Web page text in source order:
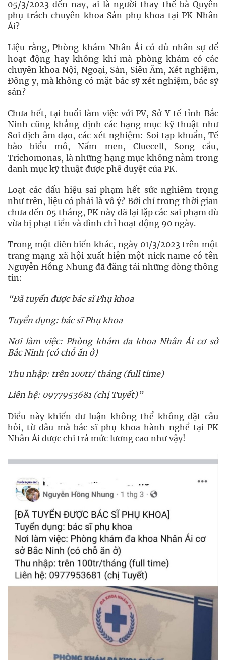
05/3/2023 đến nay, ai là người thay thế bà Quyên
phụ trách chuyên khoa Sản phụ khoa tại PK Nhân
Ái?
Liệu rằng, Phòng khám Nhân Ái có đủ nhân sự để
hoạt động hay không khi mà phòng khám có các
chuyên khoa Nội, Ngoại, Sản, Siêu Âm, Xét nghiệm,
Đông y, mà không có mặt bác sỹ xét nghiệm, bác sỹ
sản?
Chưa hết, tại buổi làm việc với PV, Sở Y tế tỉnh Bắc
Ninh cũng khẳng định các hạng mục kỹ thuật như
Soi dịch âm đạo, các xét nghiệm: Soi tạp khuẩn, Tế
bào biểu mô, Nấm men, Cluecell, Song cầu,
Trichomonas, là những hạng mục không nằm trong
danh mục kỹ thuật được phê duyệt của PK.
Loạt các dấu hiệu sai phạm hết sức nghiêm trọng
như trên, liệu có phải là vô ý? Bởi chỉ trong thời gian
chưa đến 05 tháng, PK này đã lại lặp các sai phạm dù
vừa bị phạt tiền và đình chỉ hoạt động 90 ngày.
Trong một diễn biến khác, ngày 01/3/2023 trên một
trang mạng xã hội xuất hiện một nick name có tên
Nguyễn Hồng Nhung đã đăng tải những dòng thông
tin:
“Đã tuyển được bác sĩ Phụ khoa
Tuyển dụng: bác sĩ Phụ khoa
Nơi làm việc: Phòng khám đa khoa Nhân Ái cơ sở
Bắc Ninh (có chỗ ăn ở)
Thu nhập: trên 100tr/ tháng (full time)
Liên hệ: 0977953681 (chị Tuyết)”
Điều này khiến dư luận không thể không đặt câu
hỏi, từ đâu mà bác sĩ phụ khoa hành nghề tại PK
Nhân Ái được chi trả mức lương cao như vậy!